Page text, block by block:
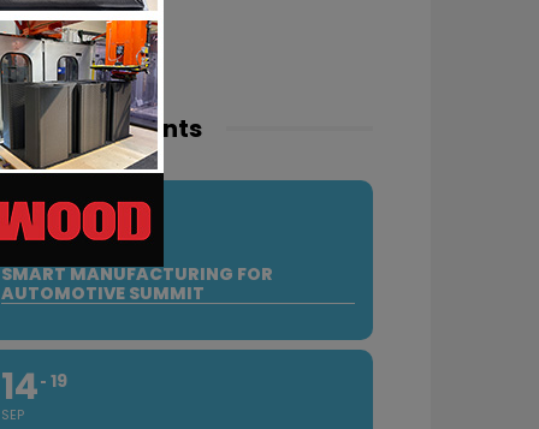
events
10
SEP
SMART MANUFACTURING FOR
AUTOMOTIVE SUMMIT
14
SEP
19